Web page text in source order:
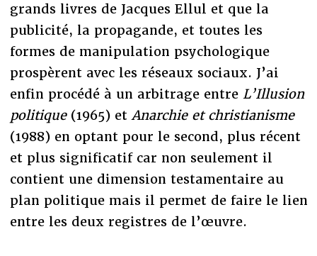
grands livres de Jacques Ellul et que la
publicité, la propagande, et toutes les
formes de manipulation psychologique
prospèrent avec les réseaux sociaux. J’ai
enfin procédé à un arbitrage entre L’Illusion
politique(1965) etAnarchie et christianisme
(1988) en optant pour le second, plus récent
et plus significatif car non seulement il
contient une dimension testamentaire au
plan politique mais il permet de faire le lien
entre les deux registres de l’œuvre.